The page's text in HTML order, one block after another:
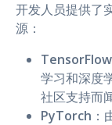
开发人员提供了
源：
TensorFlow
学习和深度
社区支持而
PyTorch